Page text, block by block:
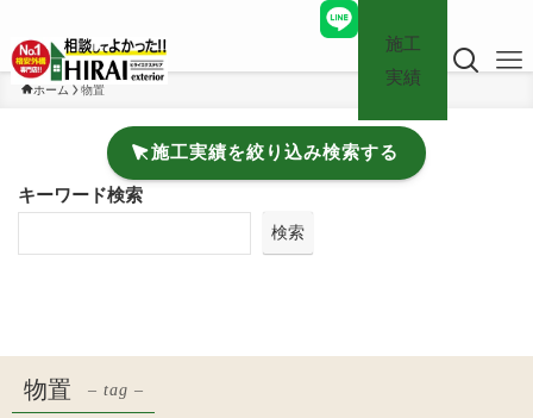
施工
実績
ホーム 物置
施工実績を絞り込み検索する
キーワード検索
検索
物置 – tag –